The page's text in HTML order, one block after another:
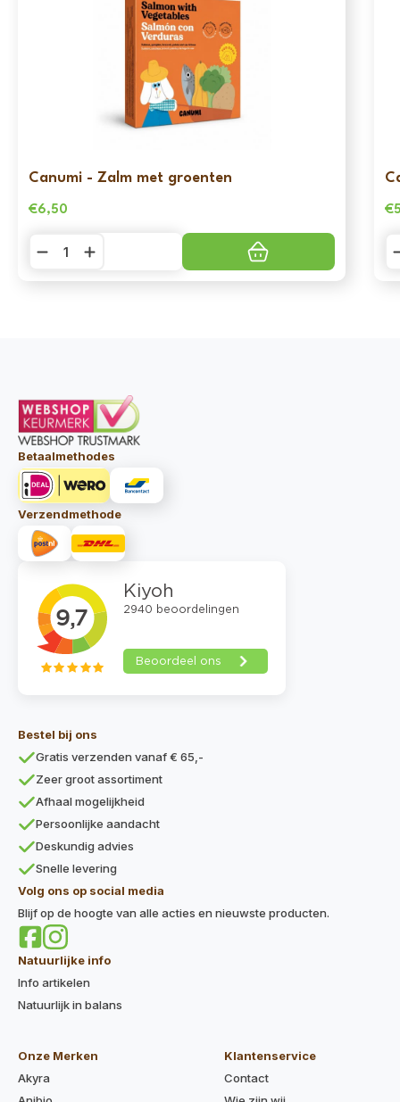
Canumi - Zalm met groenten
€6,50 €
Betaalmethodes
Verzendmethode
Bestel bij ons
Gratis verzenden vanaf € 65,-
Zeer groot assortiment
Afhaal mogelijkheid
Persoonlijke aandacht
Deskundig advies
Snelle levering
Volg ons op social media
Blijf op de hoogte van alle acties en nieuwste producten.
Natuurlijke info
Info artikelen
Natuurlijk in balans
Onze Merken
Akyra
Klantenservice
Contact